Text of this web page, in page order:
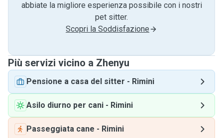
abbiate la migliore esperienza possibile con i nostri
pet sitter.
Scopri la Soddisfazione
Più servizi vicino a Zhenyu
Pensione a casa del sitter - Rimini
Asilo diurno per cani - Rimini
Passeggiata cane - Rimini